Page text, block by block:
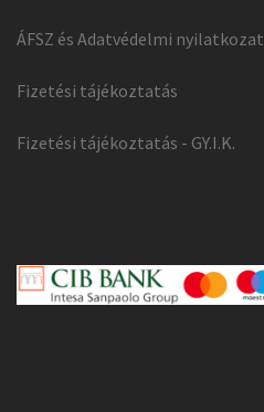
ÁFSZ és Adatvédelmi nyilatkozat
Fizetési tájékoztatás
Fizetési tájékoztatás - GY.I.K.